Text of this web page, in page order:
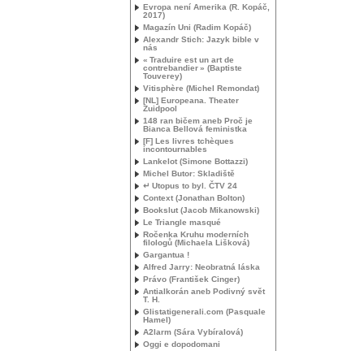
Evropa není Amerika (R. Kopáč,
2017)
Magazín Uni (Radim Kopáč)
Alexandr Stich: Jazyk bible v
nás
« Traduire est un art de
contrebandier» (Baptiste
Touverey)
Vitisphère (Michel Remondat)
[NL ] Europeana. Theater
Zuidpool
148 ran bičem aneb Proč je
Bianca Bellová feministka
[F] Les livres tchèques
incontournables
Lankelot (Simone Bottazzi)
Michel Butor: Skladiště
↵ Utopus to byl. ČTV 24
Context (Jonathan Bolton)
Bookslut (Jacob Mikanowski)
Le Triangle masqué
Ročenka Kruhu moderních
filologů (Michaela Lišková)
Gargantua !
Alfred Jarry: Neobratná láska
Právo (František Cinger)
Antialkorán aneb Podivný svět
T. H.
Glistatigenerali.com (Pasquale
Hamel)
A2larm (Sára Vybíralová)
Oggi e dopodomani